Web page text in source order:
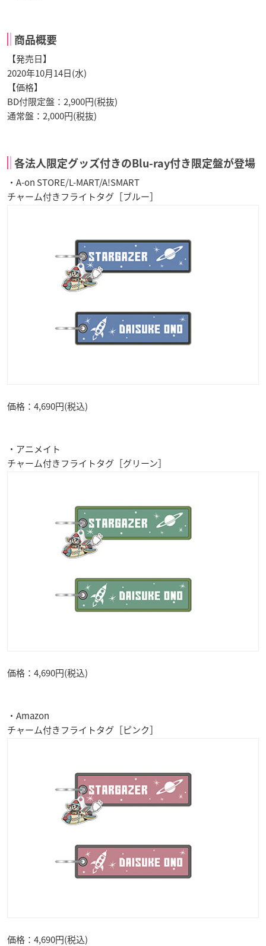
商品概要
【発売日】
2020年10月14日(水)
【価格】
BD付限定盤：2,900円(税抜)
通常盤：2,000円(税抜)
各法人限定グッズ付きのBlu-ray付き限定盤が登場
・A-on STORE/L-MART/A!SMART
チャーム付きフライトタグ［ブルー］
価格：4,690円(税込)
・アニメイト
チャーム付きフライトタグ［グリーン］
価格：4,690円(税込)
・Amazon
チャーム付きフライトタグ［ピンク］
価格：4,690円(税込)